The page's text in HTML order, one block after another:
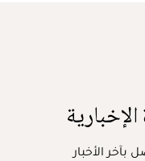
بآخر الأخبار